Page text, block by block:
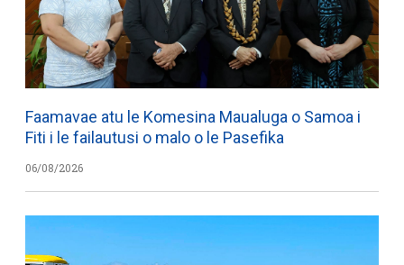
Faamavae atu le Komesina Maualuga o Samoa i
Fiti i le failautusi o malo o le Pasefika
06/08/2026